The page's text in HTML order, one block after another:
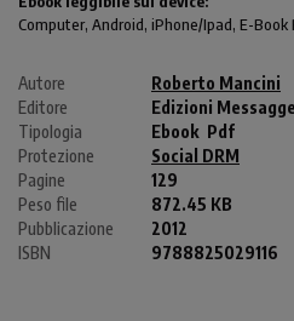
Computer, Android, iPhone/Ipad, E-Book
Autore
Roberto Mancini
Editore
Edizioni
Tipologia
Ebook Pdf
Protezione
Social DRM
Pagine
129
Peso file
872.45 KB
Pubblicazione
2012
ISBN
9788825029116